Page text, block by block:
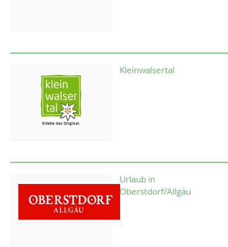
Kleinwalsertal
Urlaub in
Oberstdorf/Allgäu